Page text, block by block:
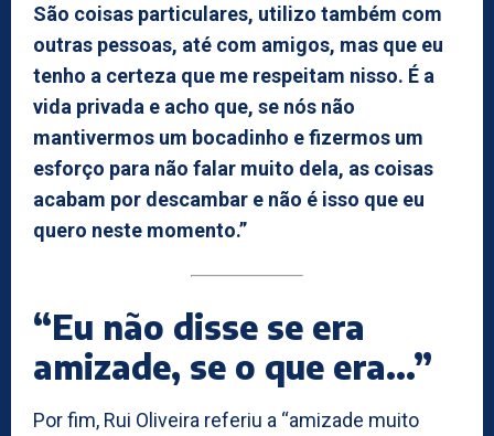
São coisas particulares, utilizo também com
outras pessoas, até com amigos, mas que eu
tenho a certeza que me respeitam nisso. É a
vida privada e acho que, se nós não
mantivermos um bocadinho e fizermos um
esforço para não falar muito dela, as coisas
acabam por descambar e não é isso que eu
quero neste momento.”
“Eu não disse se era
amizade, se o que era…”
Por fim, Rui Oliveira referiu a “amizade muito